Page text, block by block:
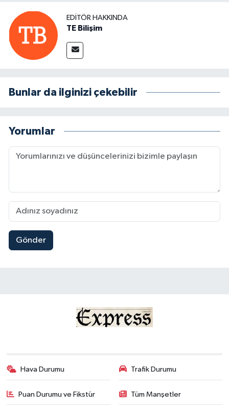
EDITÖR HAKKINDA
TE Bilişim
Bunlar da ilginizi çekebilir
Yorumlar
Gönder
Hava Durumu Trafik Durumu
Puan Durumu ve Fikstür Tüm Manşetler